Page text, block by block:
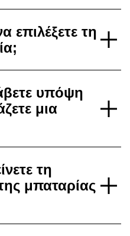
επιλέξετε τη
υπόψη
μια
τη
μπαταρίας